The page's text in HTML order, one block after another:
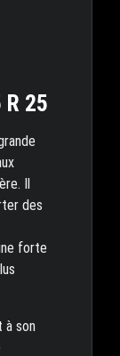
R 25
Il
des
forte
à son